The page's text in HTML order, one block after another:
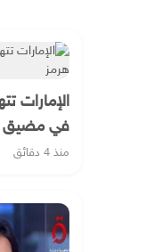
الإمارات
في مضيق
منذ 4 دقائق